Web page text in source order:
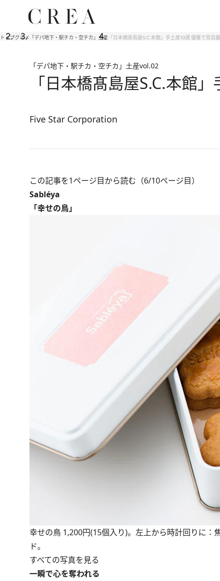
トップグルメ 「デパ地下・駅チカ・空チカ」土産 「日本橋髙島屋S.C.本館」手土産10選 優雅で見目
「デパ地下・駅チカ・空チカ」土産vol.02
「日本橋髙島屋S.C.本館
Five Star Corporation
この記事を1ページ目から読む（6/10ページ目）
Sabléya
「幸せの鳥」
幸せの鳥 1,200円(15個入り)。左上から時計回りに：
ド。
すべての写真を見る
一瞬で心を奪われる